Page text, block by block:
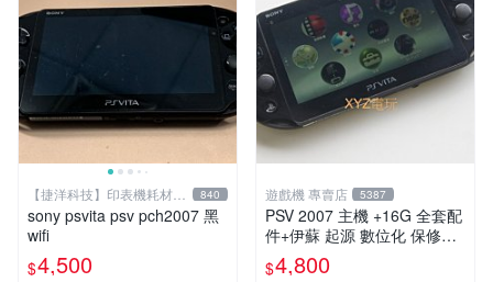
【捷洋科技】印表機耗材專
賣
840
sony psvita psv pch2007 黑
wifi
$4,500
遊戲機 專賣店 5387
PSV 2007 主機 +16G 全套配
件+伊蘇 起源 數位化 保修一
年 品質有保障
$4,800